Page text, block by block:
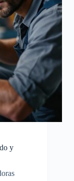
y